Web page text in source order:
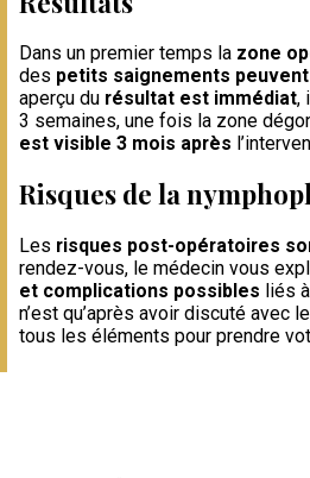
Dans un premier temps la zone
des petits saignements
aperçu du résultat est immédiat,
3 semaines, une fois la zone
est visible 3 mois après
Risques de la
Les risques post-opératoires
rendez-vous, le médecin vous
et complications possibles liés
n’est qu’après avoir discuté avec
tous les éléments pour prendre